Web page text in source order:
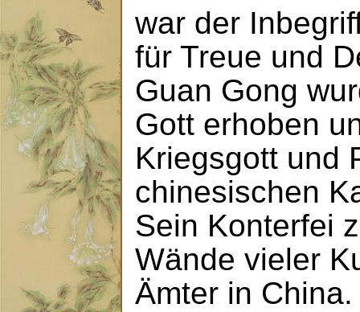
war der
für Treue und
Guan Gong
Gott erhoben
Kriegsgott und
chinesischen
Sein Konterfei
Wände vieler
Ämter in China.